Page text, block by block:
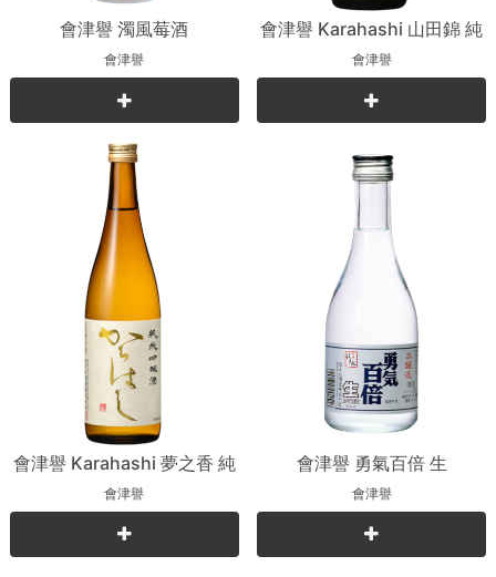
會津譽 濁風莓酒
會津譽
會津譽 Karahashi 山田錦 純
米吟釀
會津譽
會津譽 Karahashi 夢之香 純
米吟釀
會津譽
會津譽 勇氣百倍 生
會津譽